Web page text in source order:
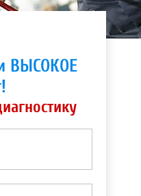
ВЫСОКОЕ